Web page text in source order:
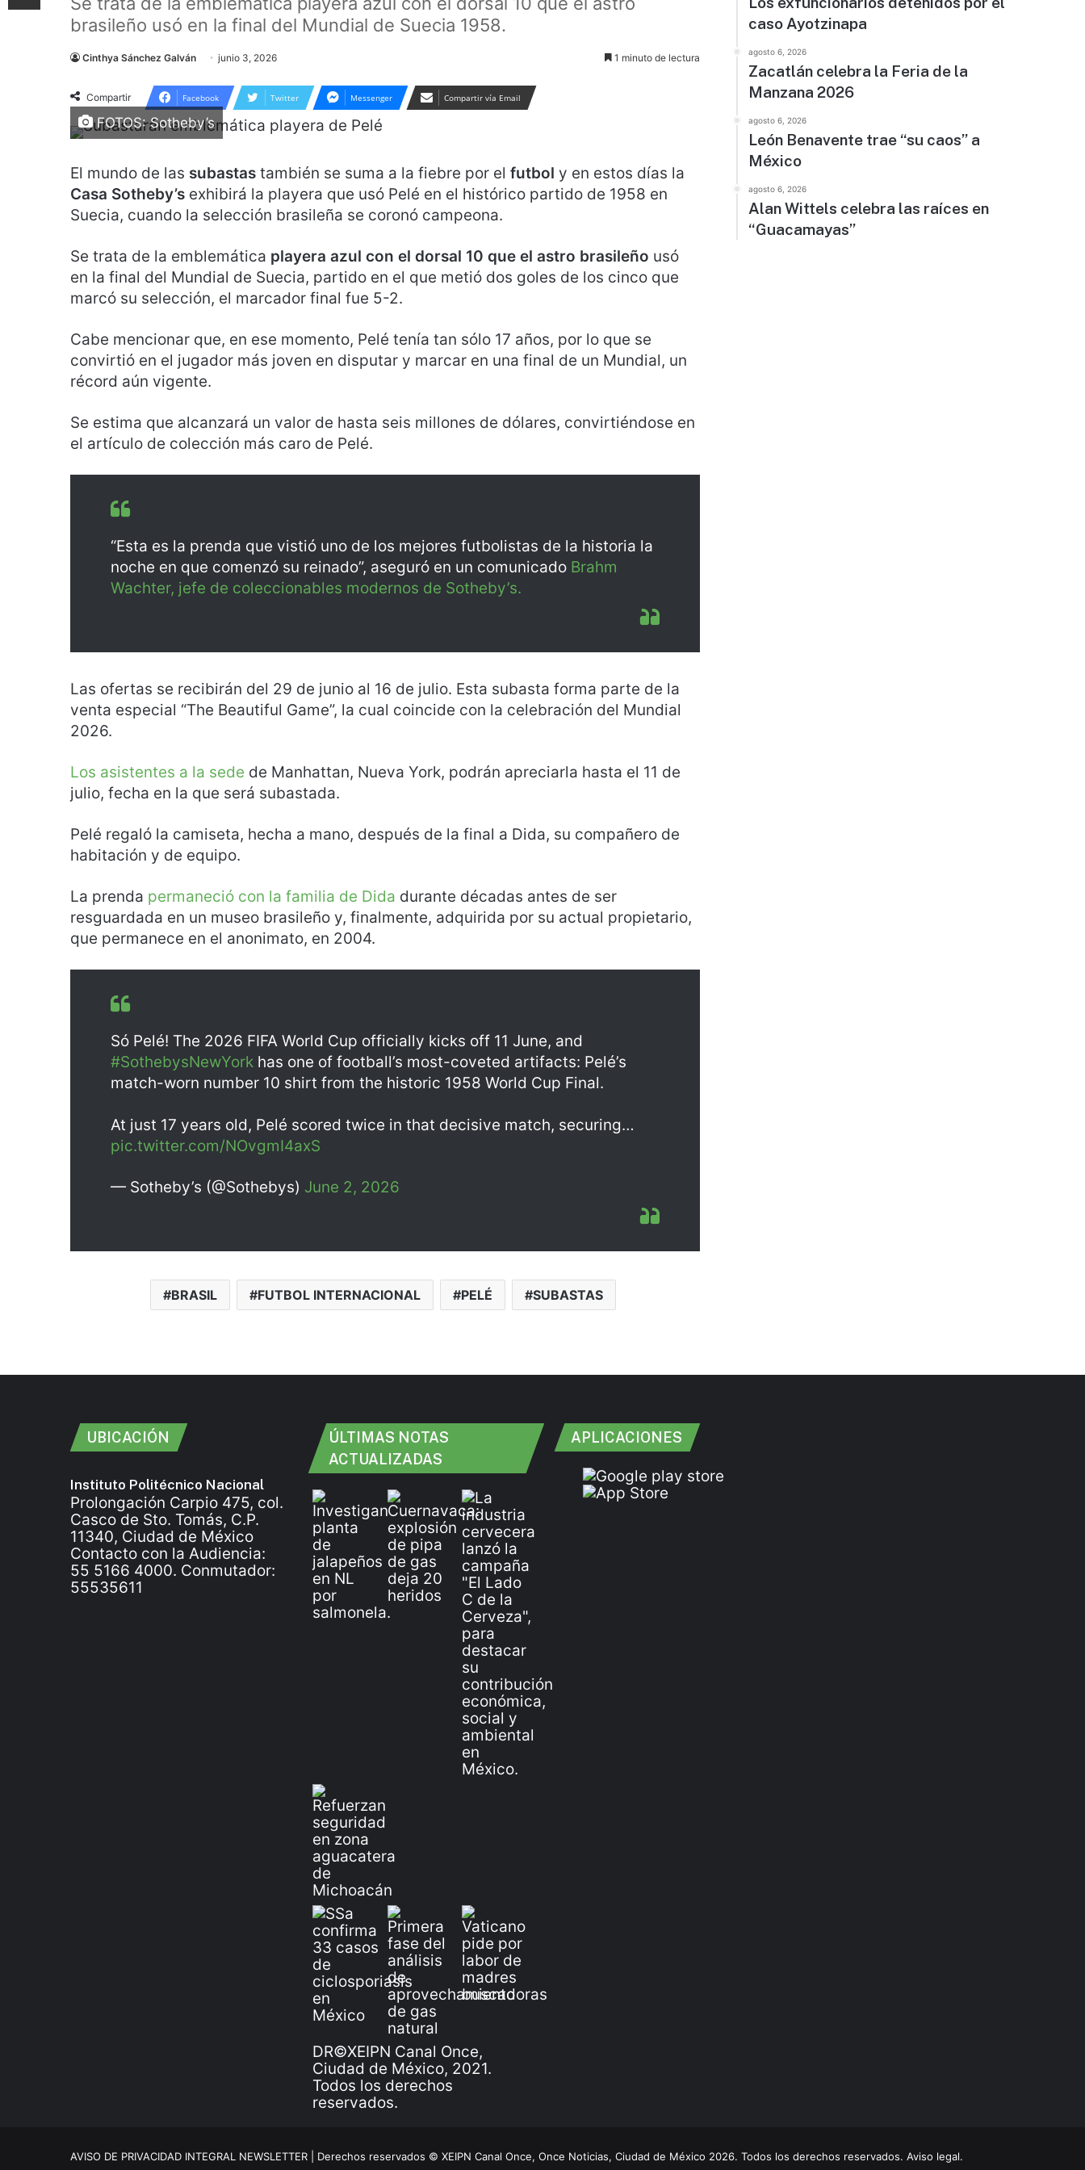
brasileño usó en la final del Mundial de Suecia 1958.
Cinthya Sánchez Galván junio 3, 2026 1 minuto de lectura
Compartir Facebook Twitter Messenger Compartir vía Email
FOTOS: Sotheby’s
El mundo de las subastas también se suma a la fiebre por el futbol y en estos días la
Casa Sotheby’s exhibirá la playera que usó Pelé en el histórico partido de 1958 en
Suecia, cuando la selección brasileña se coronó campeona.
Se trata de la emblemática playera azul con el dorsal 10 que el astro brasileño usó
en la final del Mundial de Suecia, partido en el que metió dos goles de los cinco que
marcó su selección, el marcador final fue 5-2.
Cabe mencionar que, en ese momento, Pelé tenía tan sólo 17 años, por lo que se
convirtió en el jugador más joven en disputar y marcar en una final de un Mundial, un
récord aún vigente.
Se estima que alcanzará un valor de hasta seis millones de dólares, convirtiéndose en
el artículo de colección más caro de Pelé.
“Esta es la prenda que vistió uno de los mejores futbolistas de la historia la
noche en que comenzó su reinado”, aseguró en un comunicado Brahm
Wachter, jefe de coleccionables modernos de Sotheby’s.
Las ofertas se recibirán del 29 de junio al 16 de julio. Esta subasta forma parte de la
venta especial “The Beautiful Game”, la cual coincide con la celebración del Mundial
2026.
Los asistentes a la sede de Manhattan, Nueva York, podrán apreciarla hasta el 11 de
julio, fecha en la que será subastada.
Pelé regaló la camiseta, hecha a mano, después de la final a Dida, su compañero de
habitación y de equipo.
La prenda permaneció con la familia de Dida durante décadas antes de ser
resguardada en un museo brasileño y, finalmente, adquirida por su actual propietario,
que permanece en el anonimato, en 2004.
Só Pelé! The 2026 FIFA World Cup officially kicks off 11 June, and
#SothebysNewYork has one of football’s most-coveted artifacts: Pelé’s
match-worn number 10 shirt from the historic 1958 World Cup Final.
At just 17 years old, Pelé scored twice in that decisive match, securing…
pic.twitter.com/NOvgmI4axS
— Sotheby’s (@Sothebys) June 2, 2026
BRASIL FUTBOL INTERNACIONAL PELÉ SUBASTAS
caso Ayotzinapa
agosto 6, 2026
Zacatlán celebra la Feria de la
Manzana 2026
agosto 6, 2026
León Benavente trae “su caos” a
México
agosto 6, 2026
Alan Wittels celebra las raíces en
“Guacamayas”
UBICACIÓN
Instituto Politécnico Nacional
Prolongación Carpio 475, col.
Casco de Sto. Tomás, C.P.
11340, Ciudad de México
Contacto con la Audiencia:
55 5166 4000. Conmutador:
55535611
ÚLTIMAS NOTAS
ACTUALIZADAS
DR©XEIPN Canal Once,
Ciudad de México, 2021.
Todos los derechos
reservados.
APLICACIONES
AVISO DE PRIVACIDAD INTEGRAL NEWSLETTER | Derechos reservados © XEIPN Canal Once, Once Noticias, Ciudad de México 2026. Todos los derechos reservados. Aviso legal.